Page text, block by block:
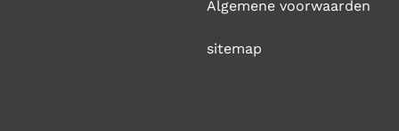
Algemene voorwaarden
sitemap